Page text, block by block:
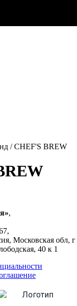
/ CHEF'S BREW
,
Московская обл,
40 к 1